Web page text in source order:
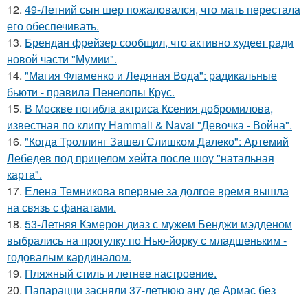
12. 49-Летний сын шер пожаловался, что мать перестала
его обеспечивать.
13. Брендан фрейзер сообщил, что активно худеет ради
новой части "Мумии".
14. "Магия Фламенко и Ледяная Вода": радикальные
бьюти - правила Пенелопы Крус.
15. В Москве погибла актриса Ксения добромилова,
известная по клипу Hammali & Navai "Девочка - Война".
16. "Когда Троллинг Зашел Слишком Далеко": Артемий
Лебедев под прицелом хейта после шоу "натальная
карта".
17. Елена Темникова впервые за долгое время вышла
на связь с фанатами.
18. 53-Летняя Кэмерон диаз с мужем Бенджи мэдденом
выбрались на прогулку по Нью-йорку с младшеньким -
годовалым кардиналом.
19. Пляжный стиль и летнее настроение.
20. Папарацци засняли 37-летнюю ану де Армас без